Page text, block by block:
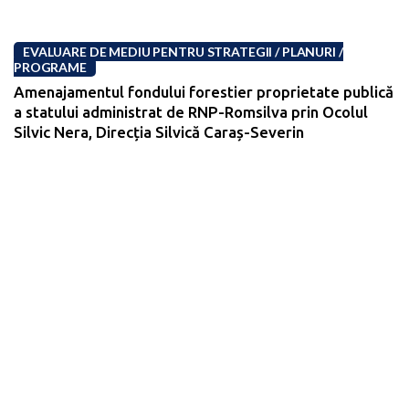
EVALUARE DE MEDIU PENTRU STRATEGII / PLANURI /
PROGRAME
Amenajamentul fondului forestier proprietate publică
a statului administrat de RNP-Romsilva prin Ocolul
Silvic Nera, Direcția Silvică Caraș-Severin